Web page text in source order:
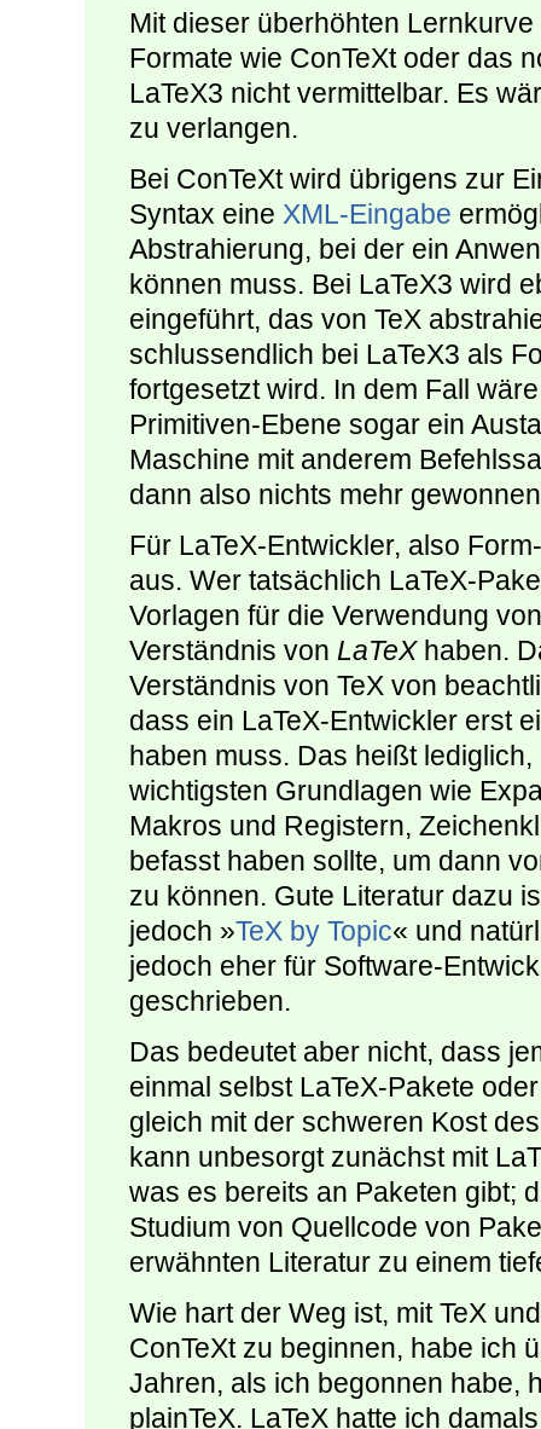
Mit dieser überhöhten
Formate wie ConTeXt oder das
LaTeX3 nicht vermittelbar. Es
zu verlangen.
Bei ConTeXt wird übrigens zur
Syntax eine XML-Eingabe
Abstrahierung, bei der ein
können muss. Bei LaTeX3 wird
eingeführt, das von TeX
schlussendlich bei LaTeX3 als
fortgesetzt wird. In dem Fall
Primitiven-Ebene sogar ein
Maschine mit anderem
dann also nichts mehr
Für LaTeX-Entwickler, also
aus. Wer tatsächlich LaTeX-
Vorlagen für die Verwendung
Verständnis von LaTeXhaben.
Verständnis von TeX von
dass ein LaTeX-Entwickler erst
haben muss. Das heißt
wichtigsten Grundlagen wie
Makros und Registern,
befasst haben sollte, um dann
zu können. Gute Literatur dazu
jedoch »TeX by Topic« und
jedoch eher für Software-
geschrieben.
Das bedeutet aber nicht, dass
einmal selbst LaTeX-Pakete
gleich mit der schweren Kost
kann unbesorgt zunächst mit
was es bereits an Paketen gibt;
Studium von Quellcode von
erwähnten Literatur zu einem
Wie hart der Weg ist, mit TeX
ConTeXt zu beginnen, habe ich
Jahren, als ich begonnen habe,
plainTeX. LaTeX hatte ich